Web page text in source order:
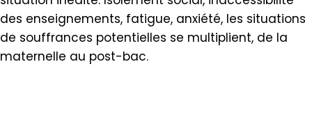
des enseignements, fatigue, anxiété, les situations
de souffrances potentielles se multiplient, de la
maternelle au post-bac.